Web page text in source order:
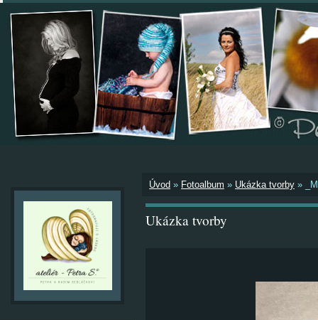
Úvod » Fotoalbum » Ukázka tvorby »
Ukázka tvorby